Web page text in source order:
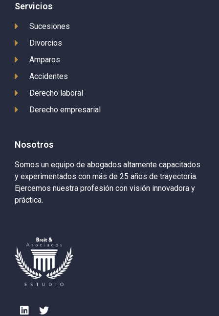
Servicios
Sucesiones
Divorcios
Amparos
Accidentes
Derecho laboral
Derecho empresarial
Nosotros
Somos un equipo de abogados altamente capacitados
y experimentados con más de 25 años de trayectoria.
Ejercemos nuestra profesión con visión innovadora y
práctica.